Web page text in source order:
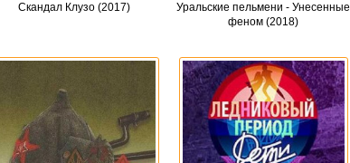
Скандал Клузо (2017)
Уральские пельмени - Унесенные
феном (2018)